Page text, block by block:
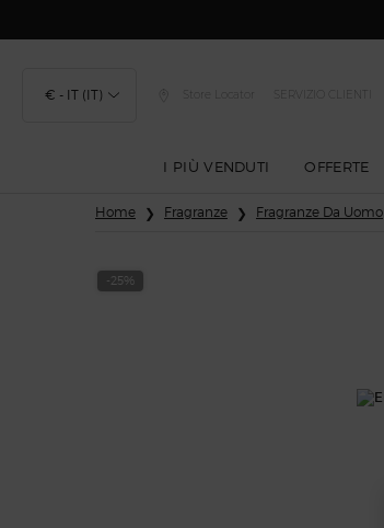
€ - IT (IT) Store Locator SERVIZIO CLIENTI
I PIÙ VENDUTI OFFERTE
Home Fragranze Fragranze Da Uomo
-25%